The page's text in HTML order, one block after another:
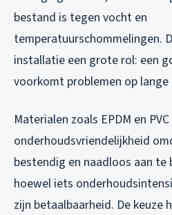
bestand is tegen vocht en
temperatuurschommelingen.
installatie een grote rol: een
voorkomt problemen op
Materialen zoals EPDM en
onderhoudsvriendelijkheid
bestendig en naadloos aan te
hoewel iets
zijn betaalbaarheid. De keuze